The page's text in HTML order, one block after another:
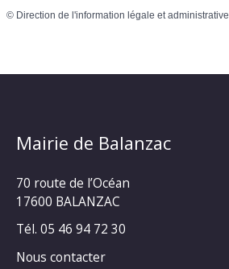
© Direction de l'information légale et administrative
Mairie de Balanzac
70 route de l’Océan
17600 BALANZAC
Tél. 05 46 94 72 30
Nous contacter